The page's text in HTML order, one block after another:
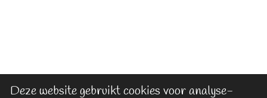
Deze website gebruikt cookies voor analyse-